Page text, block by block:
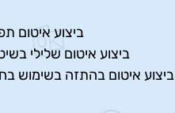
ביצוע איטום
ביצוע איטום שלילי
ביצוע איטום בהתזה בשימוש